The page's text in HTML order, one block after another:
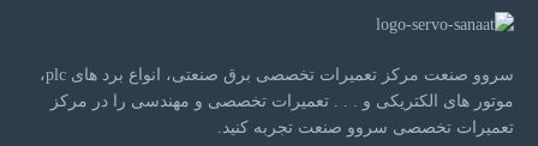
سروو صنعت مرکز تعمیرات تخصصی برق صنعتی، انواع برد های plc،
موتور های الکتریکی و . . . تعمیرات تخصصی و مهندسی را در مرکز
تعمیرات تخصصی سروو صنعت تجربه کنید.